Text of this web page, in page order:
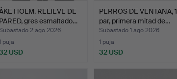
HOLM. RELIEVE DE
gres esmaltado…
2 ago 2026
puja
USD
PERROS DE VENTANA, 1
par, primera mitad de…
Subastado 1 ago 2026
1 puja
32 USD